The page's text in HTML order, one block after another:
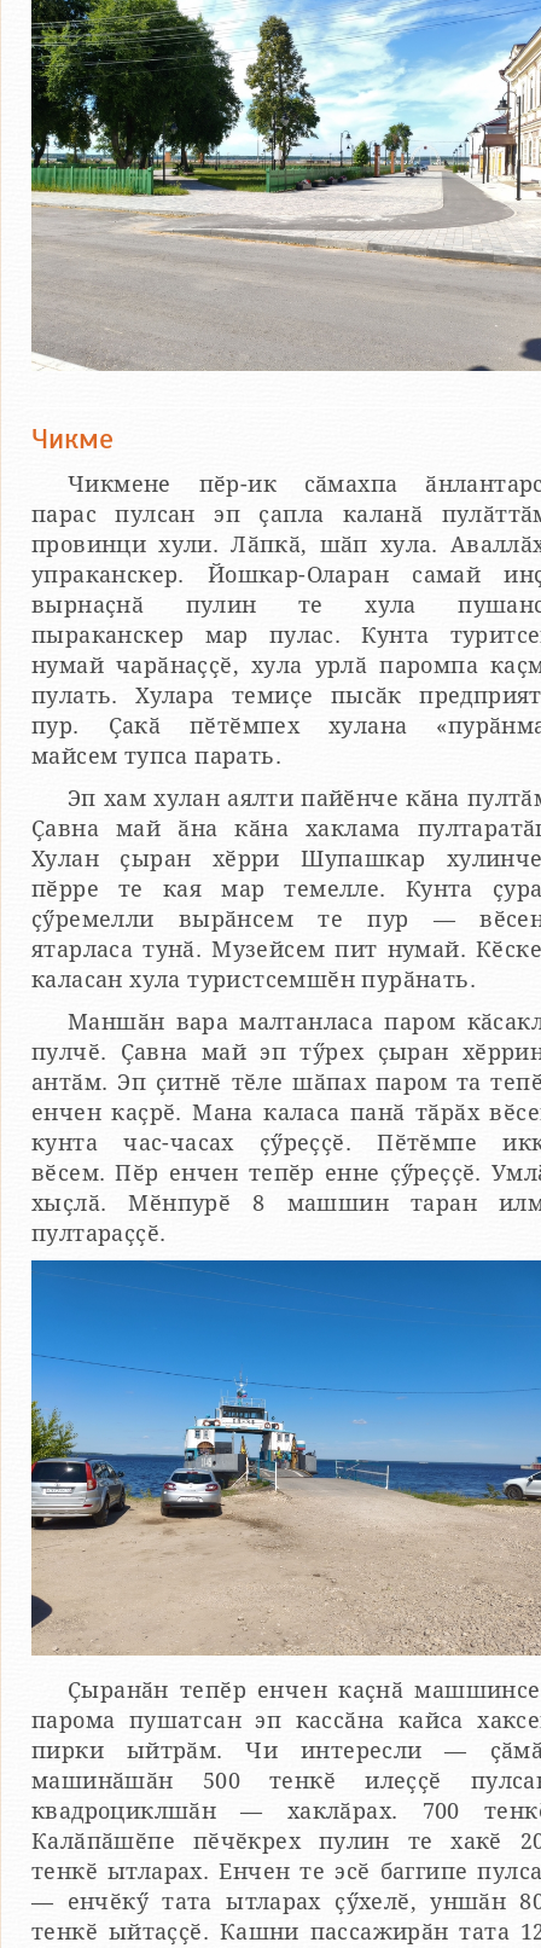
Чикме
Чикмене пӗр-ик сӑмахпа
парас пулсан эп ҫапла каланӑ
провинци хули. Лӑпкӑ, шӑп хула.
упраканскер. Йошкар-Оларан самай
вырнаҫнӑ пулин те хула
пыраканскер мар пулас. Кунта
нумай чарӑнаҫҫӗ, хула урлӑ паромпа
пулать. Хулара темиҫе пысӑк
пур. Ҫакӑ пӗтӗмпех хулана
майсем тупса парать.
Эп хам хулан аялти пайӗнче кӑна
Ҫавна май ӑна кӑна хаклама
Хулан ҫыран хӗрри Шупашкар
пӗрре те кая мар темелле. Кунта
ҫӳремелли вырӑнсем те пур —
ятарласа тунӑ. Музейсем пит нумай.
каласан хула туристсемшӗн пурӑнать.
Маншӑн вара малтанласа паром
пулчӗ. Ҫавна май эп тӳрех ҫыран
антӑм. Эп ҫитнӗ тӗле шӑпах паром та
енчен каҫрӗ. Мана каласа панӑ тӑрӑх
кунта час-часах ҫӳреҫҫӗ. Пӗтӗмпе
вӗсем. Пӗр енчен тепӗр енне ҫӳреҫҫӗ.
хыҫлӑ. Мӗнпурӗ 8 машшин таран
пултараҫҫӗ.
Ҫыранӑн тепӗр енчен каҫнӑ
парома пушатсан эп кассӑна кайса
пирки ыйтрӑм. Чи интересли —
машинӑшӑн 500 тенкӗ илеҫҫӗ
квадроциклшӑн — хаклӑрах. 700
Калӑпӑшӗпе пӗчӗкрех пулин те хакӗ
тенкӗ ытларах. Енчен те эсӗ баггипе
— енчӗкӳ тата ытларах ҫӳхелӗ, уншӑн
тенкӗ ыйтаҫҫӗ. Кашни пассажирӑн тата